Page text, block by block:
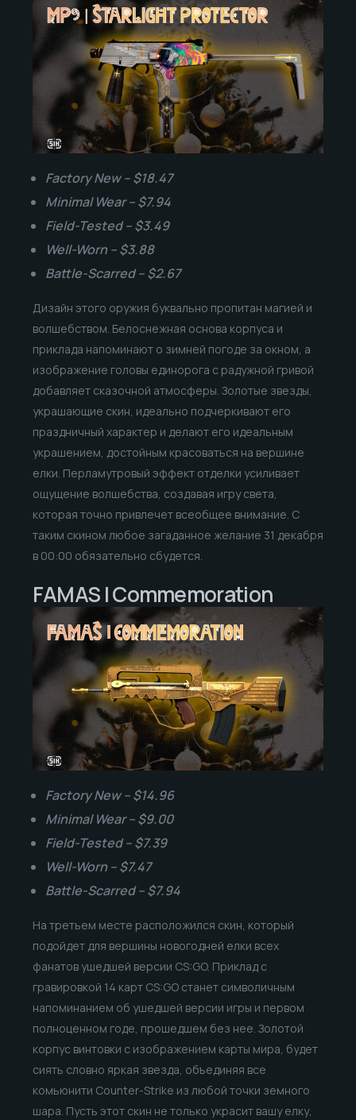
Factory New – $18.47
Minimal Wear – $7.94
Field-Tested – $3.49
Well-Worn – $3.88
Battle-Scarred – $2.67
Дизайн этого оружия буквально пропитан магией и
волшебством. Белоснежная основа корпуса и
приклада напоминают о зимней погоде за окном, а
изображение головы единорога с радужной гривой
добавляет сказочной атмосферы. Золотые звезды,
украшающие скин, идеально подчеркивают его
праздничный характер и делают его идеальным
украшением, достойным красоваться на вершине
елки. Перламутровый эффект отделки усиливает
ощущение волшебства, создавая игру света,
которая точно привлечет всеобщее внимание. С
таким скином любое загаданное желание 31 декабря
в 00:00 обязательно сбудется.
FAMAS | Commemoration
Factory New – $14.96
Minimal Wear – $9.00
Field-Tested – $7.39
Well-Worn – $7.47
Battle-Scarred – $7.94
На третьем месте расположился скин, который
подойдет для вершины новогодней елки всех
фанатов ушедшей версии CS:GO. Приклад с
гравировкой 14 карт CS:GO станет символичным
напоминанием об ушедшей версии игры и первом
полноценном годе, прошедшем без нее. Золотой
корпус винтовки с изображением карты мира, будет
сиять словно яркая звезда, объединяя все
комьюнити Counter-Strike из любой точки земного
шара. Пусть этот скин не только украсит вашу елку,